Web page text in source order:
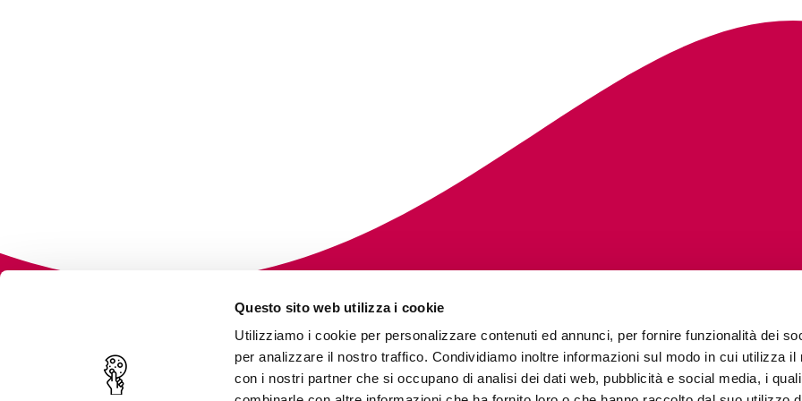
Questo sito web utilizza i cookie
Utilizziamo i cookie per personalizzare contenuti ed annunci, per fornire funzionalità dei
per analizzare il nostro traffico. Condividiamo inoltre informazioni sul modo in cui utilizza il
con i nostri partner che si occupano di analisi dei dati web, pubblicità e social media, i
DIGITAL PILLS ACADEMY
PAGINE UTILI
Chi siamo
SOCIAL